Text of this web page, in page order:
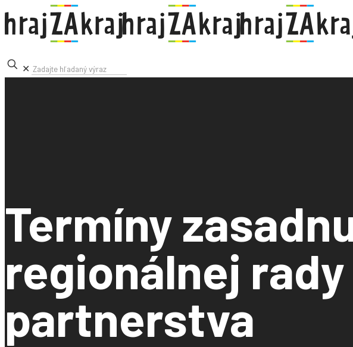
✕
Termíny
regionálnej rady
partnerstva